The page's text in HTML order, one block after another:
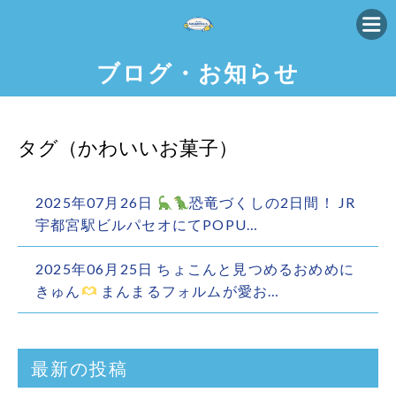
ブログ・お知らせ
タグ（かわいいお菓子）
2025年07月26日
恐竜づくしの2日間！ JR
宇都宮駅ビルパセオにてPOPU…
2025年06月25日 ちょこんと見つめるおめめに
きゅん
まんまるフォルムが愛お…
最新の投稿